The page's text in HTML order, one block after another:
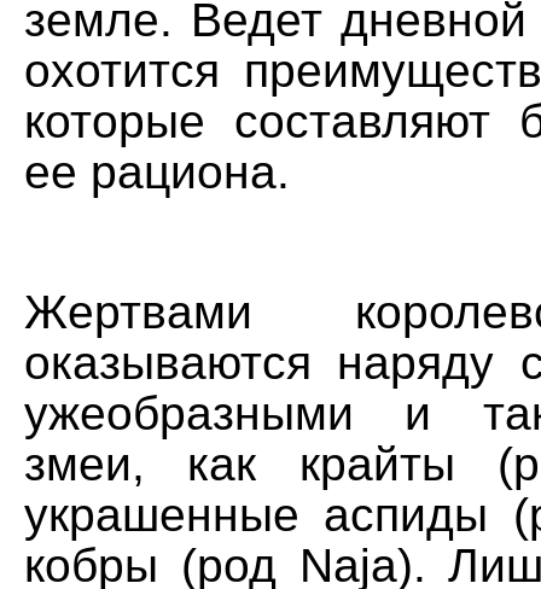
земле. Ведет
охотится
которые составляют
ее рациона.
Жертвами
оказываются наряду
ужеобразными и
змеи, как крайты
украшенные аспиды
кобры (род Naja).